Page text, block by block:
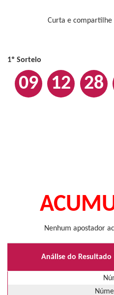
Curta e compartilhe
1º Sorteio
09 12 28
Nenhum apostador
Análise do Resultado